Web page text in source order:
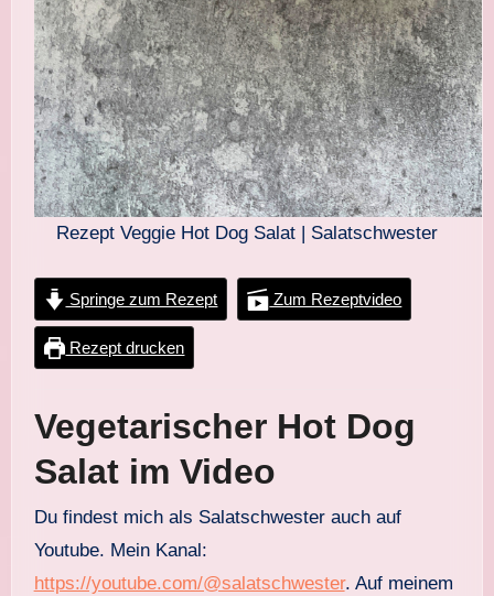
Rezept Veggie Hot Dog Salat | Salatschwester
Springe zum Rezept Zum Rezeptvideo
Rezept drucken
Vegetarischer Hot Dog
Salat im Video
Du findest mich als Salatschwester auch auf
Youtube. Mein Kanal:
https://youtube.com/@salatschwester. Auf meinem